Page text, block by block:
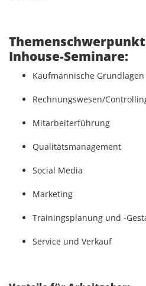
Inhouse-Seminare:
Kaufmännische Grundlagen
Rechnungswesen/
Mitarbeiterführung
Qualitätsmanagement
Social Media
Marketing
Trainingsplanung und -
Service und Verkauf